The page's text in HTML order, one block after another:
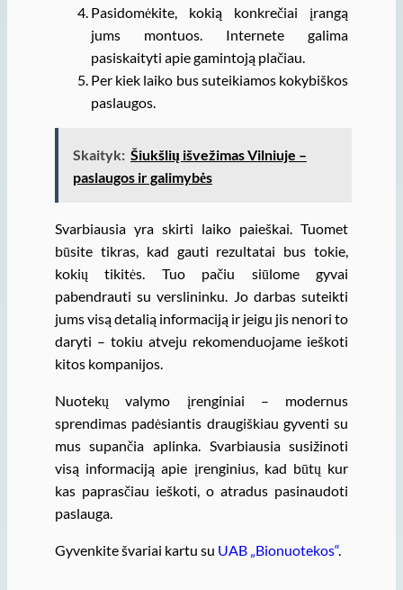
Pasidomėkite, kokią konkrečiai įrangą
jums montuos. Internete galima
pasiskaityti apie gamintoją plačiau.
Per kiek laiko bus suteikiamos kokybiškos
paslaugos.
Skaityk: Šiukšlių išvežimas Vilniuje –
paslaugos ir galimybės
Svarbiausia yra skirti laiko paieškai. Tuomet
būsite tikras, kad gauti rezultatai bus tokie,
kokių tikitės. Tuo pačiu siūlome gyvai
pabendrauti su verslininku. Jo darbas suteikti
jums visą detalią informaciją ir jeigu jis nenori to
daryti – tokiu atveju rekomenduojame ieškoti
kitos kompanijos.
Nuotekų valymo įrenginiai – modernus
sprendimas padėsiantis draugiškiau gyventi su
mus supančia aplinka. Svarbiausia susižinoti
visą informaciją apie įrenginius, kad būtų kur
kas paprasčiau ieškoti, o atradus pasinaudoti
paslauga.
Gyvenkite švariai kartu su UAB „Bionuotekos“.